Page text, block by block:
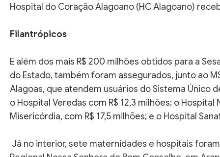
Hospital do Coração Alagoano (HC Alagoano)
Filantrópicos
E além dos mais R$ 200 milhões obtidos para a
do Estado, também foram assegurados, junto ao
Alagoas, que atendem usuários do Sistema Único
o Hospital Veredas com R$ 12,3 milhões; o Hospital
Misericórdia, com R$ 17,5 milhões; e o Hospital
Já no interior, sete maternidades e hospitais